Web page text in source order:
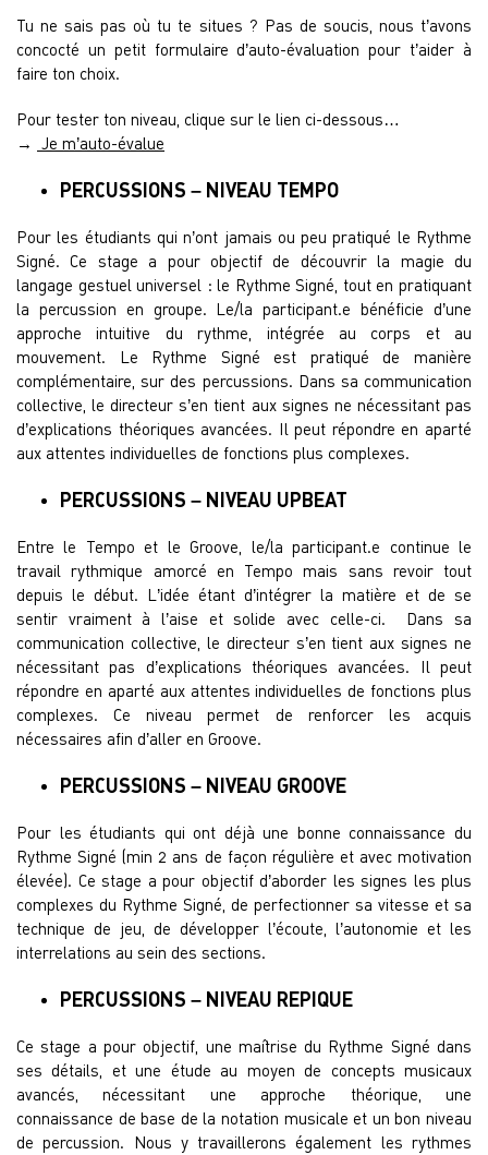
Tu ne sais pas où tu te situes ? Pas de soucis, nous t’avons
concocté un petit formulaire d’auto-évaluation pour t’aider à
faire ton choix.
Pour tester ton niveau, clique sur le lien ci-dessous…
→
Je m’auto-évalue
PERCUSSIONS – NIVEAU TEMPO
Pour les étudiants qui n’ont jamais ou peu pratiqué le Rythme
Signé. Ce stage a pour objectif de découvrir la magie du
langage gestuel universel : le Rythme Signé, tout en pratiquant
la percussion en groupe. Le/la participant.e bénéficie d’une
approche intuitive du rythme, intégrée au corps et au
mouvement. Le Rythme Signé est pratiqué de manière
complémentaire, sur des percussions. Dans sa communication
collective, le directeur s’en tient aux signes ne nécessitant pas
d’explications théoriques avancées. Il peut répondre en aparté
aux attentes individuelles de fonctions plus complexes.
PERCUSSIONS – NIVEAU UPBEAT
Entre le Tempo et le Groove, le/la participant.e continue le
travail rythmique amorcé en Tempo mais sans revoir tout
depuis le début. L’idée étant d’intégrer la matière et de se
sentir vraiment à l’aise et solide avec celle-ci. Dans sa
communication collective, le directeur s’en tient aux signes ne
nécessitant pas d’explications théoriques avancées. Il peut
répondre en aparté aux attentes individuelles de fonctions plus
complexes. Ce niveau permet de renforcer les acquis
nécessaires afin d’aller en Groove.
PERCUSSIONS – NIVEAU GROOVE
Pour les étudiants qui ont déjà une bonne connaissance du
Rythme Signé (min 2 ans de façon régulière et avec motivation
élevée). Ce stage a pour objectif d’aborder les signes les plus
complexes du Rythme Signé, de perfectionner sa vitesse et sa
technique de jeu, de développer l’écoute, l’autonomie et les
interrelations au sein des sections.
PERCUSSIONS – NIVEAU REPIQUE
Ce stage a pour objectif, une maîtrise du Rythme Signé dans
ses détails, et une étude au moyen de concepts musicaux
avancés, nécessitant une approche théorique, une
connaissance de base de la notation musicale et un bon niveau
de percussion. Nous y travaillerons également les rythmes